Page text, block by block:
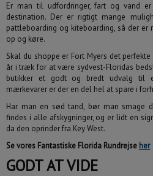
august
man tir ons tor
27 28 29 30
3 4 5 6
10
17 18 19 20
24 25
Er man til udfordringer, fart og vand
destination. Der er rigtigt mange
pattleboarding og kiteboarding, så der
op og køre.
Skal du shoppe er Fort Myers det
år i træk for at være sydvest-Floridas
butikker et godt og bredt udvalg til
mærkevarer er der en del hel at spare i
Har man en sød tand, bør man smage
findes i alle afskygninger, og er lidt en
da den oprinder fra Key West.
Se vores Fantastiske Florida Rundrejse her
GODT AT VIDE